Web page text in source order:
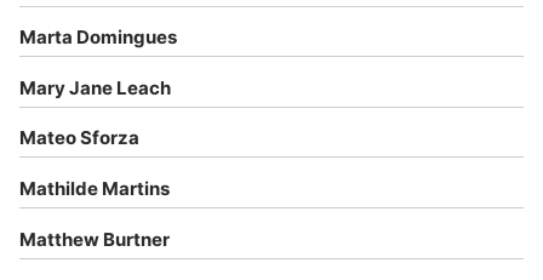
Marta Domingues
Mary Jane Leach
Mateo Sforza
Mathilde Martins
Matthew Burtner